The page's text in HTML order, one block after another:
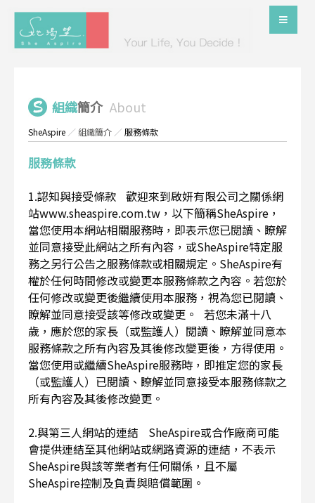
組織簡介 About
SheAspire ／組織簡介 ／服務條款
服務條款
1.認知與接受條款 歡迎來到啟妍有限公司之關係網
站www.sheaspire.com.tw，以下簡稱SheAspire，
當您使用本網站相關服務時，即表示您已閱讀、瞭解
並同意接受此網站之所有內容，或SheAspire特定服
務之另行公告之服務條款或相關規定。SheAspire有
權於任何時間修改或變更本服務條款之內容。若您於
任何修改或變更後繼續使用本服務，視為您已閱讀、
瞭解並同意接受該等修改或變更。 若您未滿十八
歲，應於您的家長（或監護人）閱讀、瞭解並同意本
服務條款之所有內容及其後修改變更後，方得使用。
當您使用或繼續SheAspire服務時，即推定您的家長
（或監護人）已閱讀、瞭解並同意接受本服務條款之
所有內容及其後修改變更。
2.與第三人網站的連結 SheAspire或合作廠商可能
會提供連結至其他網站或網路資源的連結，不表示
SheAspire與該等業者有任何關係，且不屬
SheAspire控制及負責與賠償範圍。